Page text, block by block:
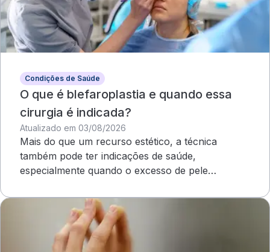
Condições de Saúde
O que é blefaroplastia e quando essa
cirurgia é indicada?
Atualizado em 03/08/2026
Mais do que um recurso estético, a técnica
também pode ter indicações de saúde,
especialmente quando o excesso de pele